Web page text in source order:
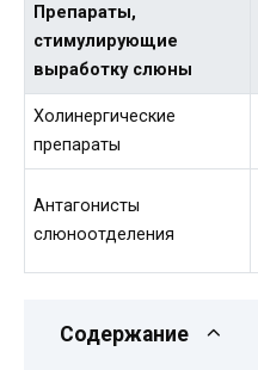
Препараты,
стимулирующие
выработку слюны
Холинергические
препараты
Антагонисты
слюноотделения
Содержание